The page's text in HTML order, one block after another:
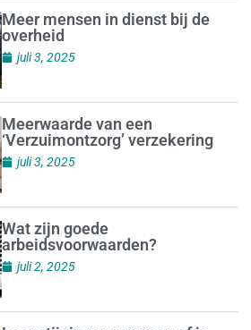
Meer mensen in dienst bij de
overheid
juli 3, 2025
Meerwaarde van een
‘Verzuimontzorg’ verzekering
juli 3, 2025
Wat zijn goede
arbeidsvoorwaarden?
juli 2, 2025